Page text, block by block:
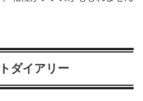
ダイアリー